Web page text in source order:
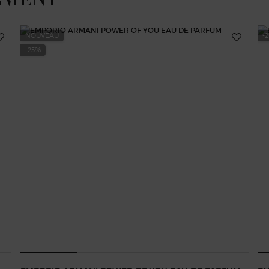
NOUVEAU
-25%
-